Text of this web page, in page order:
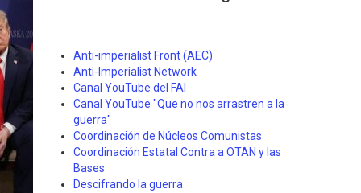
Anti-imperialist Front (AEC)
Anti-Imperialist Network
Canal YouTube del FAI
Canal YouTube "Que no nos arrastren a la
guerra"
Coordinación de Núcleos Comunistas
Coordinación Estatal Contra a OTAN y las
Bases
Descifrando la guerra